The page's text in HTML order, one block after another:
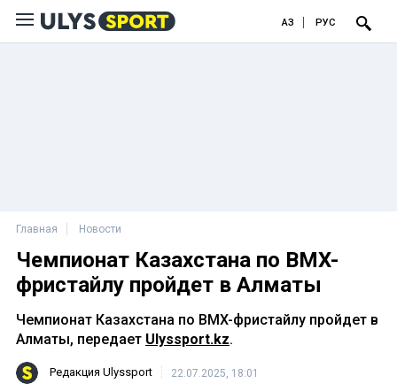
ҚАЗ РУС
Главная Новости
Чемпионат Казахстана по BMX-
фристайлу пройдет в Алматы
Чемпионат Казахстана по BMX-фристайлу пройдет в
Алматы, передает Ulyssport.kz.
Редакция Ulyssport 22.07.2025, 18:01